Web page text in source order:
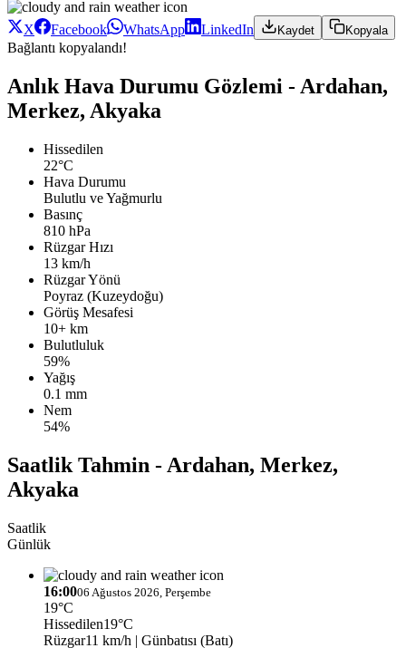
X Facebook WhatsApp LinkedIn Kaydet Kopyala
Bağlantı kopyalandı!
Anlık Hava Durumu Gözlemi - Ardahan,
Merkez, Akyaka
Hissedilen
22°C
Hava Durumu
Bulutlu ve Yağmurlu
Basınç
810 hPa
Rüzgar Hızı
13 km/h
Rüzgar Yönü
Poyraz (Kuzeydoğu)
Görüş Mesafesi
10+ km
Bulutluluk
59%
Yağış
0.1 mm
Nem
54%
Saatlik Tahmin - Ardahan, Merkez,
Akyaka
Saatlik
Günlük
16:0006 Ağustos 2026, Perşembe
19°C
Hissedilen19°C
Rüzgar11 km/h | Günbatısı (Batı)